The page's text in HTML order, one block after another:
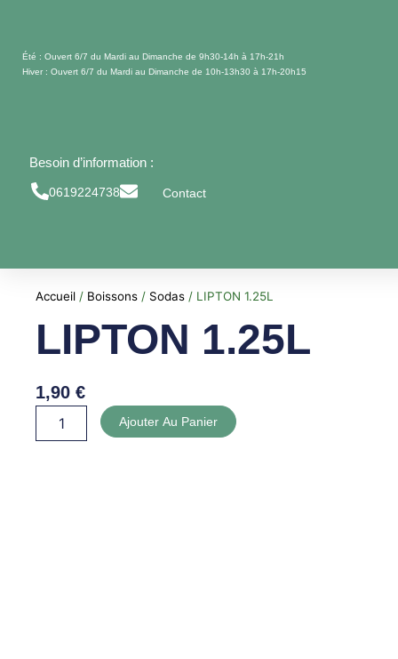
contenuÉté : Ouvert 6/7 du Mardi au Dimanche de 9h30-14h à 17h-21h
Hiver : Ouvert 6/7 du Mardi au Dimanche de 10h-13h30 à 17h-20h15
Besoin d’information :
0619224738 Contact
Accueil / Boissons / Sodas / LIPTON 1.25L
LIPTON 1.25L
1,90€
Ajouter Au Panier